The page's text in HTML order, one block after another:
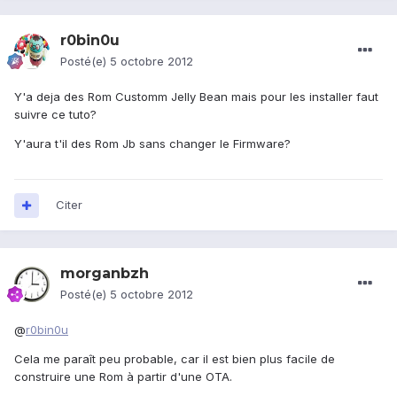
r0bin0u
Posté(e) 5 octobre 2012
Y'a deja des Rom Customm Jelly Bean mais pour les installer faut
suivre ce tuto?
Y'aura t'il des Rom Jb sans changer le Firmware?
Citer
morganbzh
Posté(e) 5 octobre 2012
@r0bin0u
Cela me paraît peu probable, car il est bien plus facile de
construire une Rom à partir d'une OTA.